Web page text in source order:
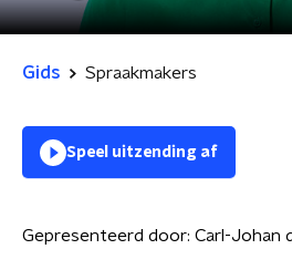
Gids Spraakmakers
Speel uitzending af
Gepresenteerd door: Carl-Johan